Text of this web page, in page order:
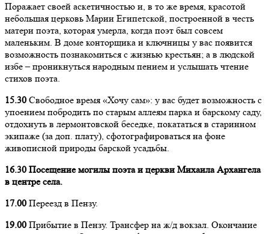
Поражает своей аскетичностью и, в то же время, красотой
небольшая церковь Марии Египетской, построенной в честь
матери поэта, которая умерла, когда поэт был совсем
маленьким. В доме конторщика и ключницы у вас появится
возможность познакомиться с жизнью крестьян; а в людской
избе – проникнуться народным пением и услышать чтение
стихов поэта.
15.30 Свободное время «Хочу сам»: у вас будет возможность с
упоением побродить по старым аллеям парка и барскому саду,
отдохнуть в лермонтовской беседке, покататься в старинном
экипаже (за доп. плату), сфотографироваться на фоне
живописной природы барской усадьбы.
16.30 Посещение могилы поэта и церкви Михаила Архангела
в центре села.
17.00 Переезд в Пензу.
19.00 Прибытие в Пензу. Трансфер на ж/д вокзал. Окончание